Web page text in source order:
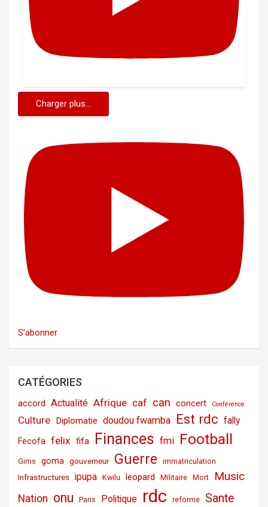
Charger plus...
S’abonner
CATÉGORIES
accord Actualité Afrique caf can concert Conférence
Culture Diplomatie doudou fwamba Est rdc fally
Fecofa felix fifa Finances fmi Football
Gims goma gouverneur Guerre immatriculation
Infrastructures ipupa Kwilu leopard Militaire Mort Music
Nation onu Paris Politique rdc reforme Sante